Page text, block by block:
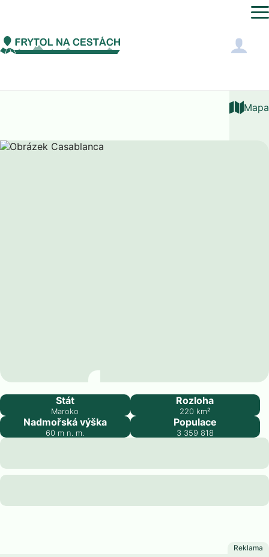
Afrika Maroko Casablanca
Mapa
Casablanca
Stát
Maroko
Rozloha
220 km²
Nadmořská výška
60 m n. m.
Populace
3 359 818